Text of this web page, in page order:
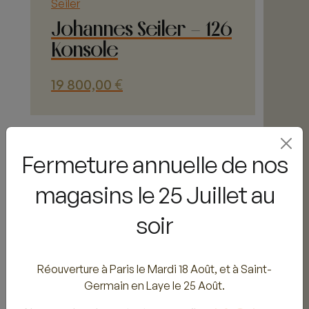
Seiler
Johannes Seiler – 126
Konsole
19 800,00 €
a
plusieurs
variations.
Les
choisies
1
2
→
Pianos Daudé
Fermeture annuelle de nos
magasins le 25 Juillet au
soir
Réouverture à Paris le Mardi 18 Août, et à Saint-
Germain en Laye le 25 Août.